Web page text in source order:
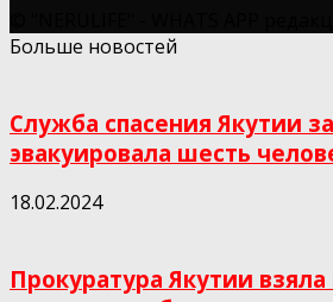
Больше новостей
Служба спасения Якутии
эвакуировала шесть
18.02.2024
Прокуратура Якутии